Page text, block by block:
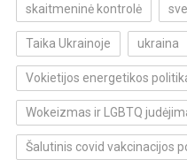
skaitmeninė kontrolė
Taika Ukrainoje ukraina
Vokietijos energetikos
Wokeizmas ir LGBTQ
Šalutinis covid vakcinacijos